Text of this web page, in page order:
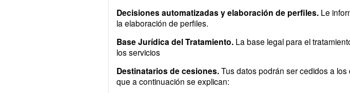
Decisiones automatizadas y elaboración de perfiles. Le
la elaboración de perfiles.
Base Jurídica del Tratamiento. La base legal para el
los servicios
Destinatarios de cesiones.Tus datos podrán ser cedidos a
que a continuación se explican: